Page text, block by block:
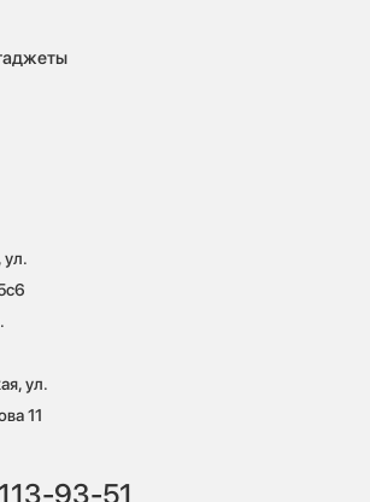
ул.
ул.
11
93-51